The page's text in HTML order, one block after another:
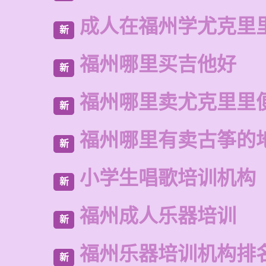
新 成人在福州学尤克里
新 福州哪里买吉他好
新 福州哪里卖尤克里里
新 福州哪里有卖古筝的
新 小学生唱歌培训机构
新 福州成人乐器培训
新 福州乐器培训机构排